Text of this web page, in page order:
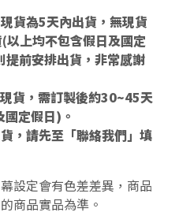
貨為5天內出貨，無現貨
上均不包含假日及國定
前安排出貨，非常感謝
貨，需訂製後約30~45天
定假日)。
，請先至「聯絡我們」填
設定會有色差差異，商品
商品實品為準。